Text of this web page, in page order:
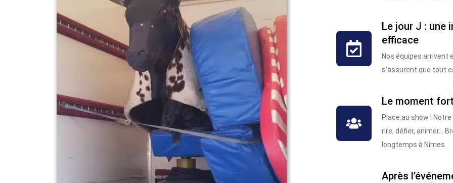
Le jour J : une
efficace
Nos équipes arrivent
s’assurent que tout
Le moment
Place au show !
rire, défier, animer...
longtemps à Nîmes.
Après